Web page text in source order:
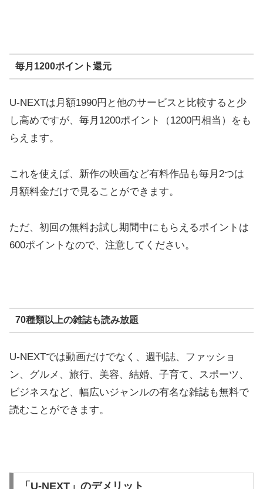
毎月1200ポイント還元
U-NEXTは月額1990円と他のサービスと比較すると少
し高めですが、毎月1200ポイント（1200円相当）をも
らえます。
これを使えば、新作の映画など有料作品も毎月2つは
月額料金だけで見ることができます。
ただ、初回の無料お試し期間中にもらえるポイントは
600ポイントなので、注意してください。
70種類以上の雑誌も読み放題
U-NEXTでは動画だけでなく、週刊誌、ファッショ
ン、グルメ、旅行、美容、結婚、子育て、スポーツ、
ビジネスなど、幅広いジャンルの有名な雑誌も無料で
読むことができます。
「U-NEXT」のデメリット